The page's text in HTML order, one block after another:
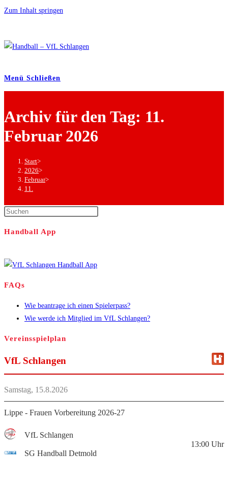
Zum Inhalt springen
Menü Schließen
Archiv für den Tag: 11.
Februar 2026
Start>
2026>
Februar>
11.
Handball App
FAQs
Wie beantrage ich einen Spielerpass?
Wie werde ich Mitglied im VfL Schlangen?
Vereinsspielplan
VfL Schlangen
Samstag, 15.8.2026
Lippe - Frauen Vorbereitung 2026-27
VfL Schlangen
SG Handball Detmold
13:00 Uhr